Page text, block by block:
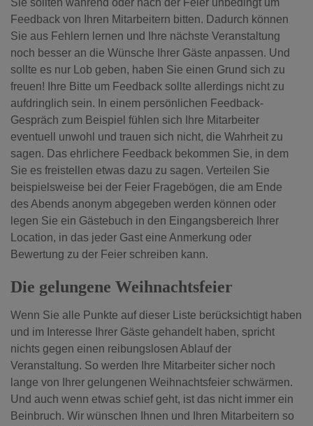
Sie sollten während oder nach der Feier unbedingt um
Feedback von Ihren Mitarbeitern bitten. Dadurch können
Sie aus Fehlern lernen und Ihre nächste Veranstaltung
noch besser an die Wünsche Ihrer Gäste anpassen. Und
sollte es nur Lob geben, haben Sie einen Grund sich zu
freuen!
Ihre Bitte um Feedback sollte allerdings nicht zu
aufdringlich sein. In einem persönlichen Feedback-
Gespräch zum Beispiel fühlen sich Ihre Mitarbeiter
eventuell unwohl und trauen sich nicht, die Wahrheit zu
sagen. Das ehrlichere Feedback bekommen Sie, in dem
Sie es freistellen etwas dazu zu sagen. Verteilen Sie
beispielsweise bei der Feier Fragebögen, die am Ende
des Abends anonym abgegeben werden können oder
legen Sie ein Gästebuch in den Eingangsbereich Ihrer
Location, in das jeder Gast eine Anmerkung oder
Bewertung zu der Feier schreiben kann.
Die gelungene Weihnachtsfeier
Wenn Sie alle Punkte auf dieser Liste berücksichtigt haben
und im Interesse Ihrer Gäste gehandelt haben, spricht
nichts gegen einen reibungslosen Ablauf der
Veranstaltung. So werden Ihre Mitarbeiter sicher noch
lange von Ihrer gelungenen Weihnachtsfeier schwärmen.
Und auch wenn etwas schief geht, ist das nicht immer ein
Beinbruch. Wir wünschen Ihnen und Ihren Mitarbeitern so